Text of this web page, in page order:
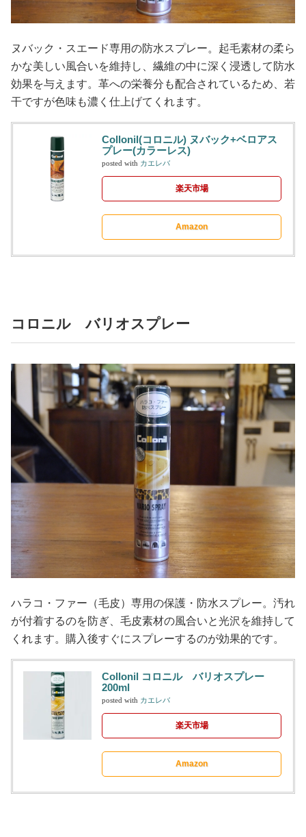
ヌバック・スエード専用の防水スプレー。起毛素材の柔ら
かな美しい風合いを維持し、繊維の中に深く浸透して防水
効果を与えます。革への栄養分も配合されているため、若
干ですが色味も濃く仕上げてくれます。
Collonil(コロニル) ヌバック+ベロアス
プレー(カラーレス)
posted with カエレバ
楽天市場
Amazon
コロニル バリオスプレー
ハラコ・ファー（毛皮）専用の保護・防水スプレー。汚れ
が付着するのを防ぎ、毛皮素材の風合いと光沢を維持して
くれます。購入後すぐにスプレーするのが効果的です。
Collonil コロニル バリオスプレー
200ml
posted with カエレバ
楽天市場
Amazon